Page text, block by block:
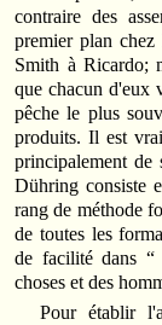
contraire des
premier plan
Smith à Ricardo;
que chacun d'eux
pêche le plus
produits. Il est
principalement
Dühring consiste
rang de méthode
de toutes les
de facilité dans “
choses et des
Pour établir